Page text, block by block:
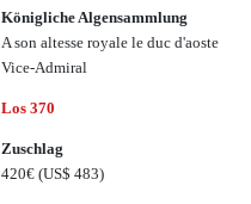
Königliche Algensammlung
A son altesse royale le duc d'aoste
Vice-Admiral
Los 370
Zuschlag
420€ (US$ 483)